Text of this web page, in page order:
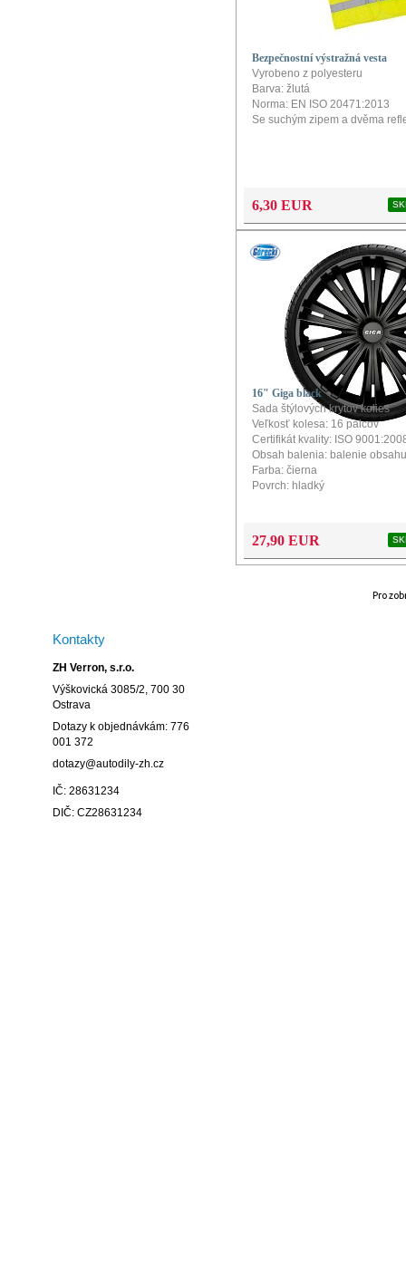
Bezpečnostní výstražná vesta
Vyrobeno z polyesteru
Barva: žlutá
Norma: EN ISO 20471:2013
Se suchým zipem a dvěma
6,30 EUR
16" Giga black
Sada štýlových krytov kolies
Veľkosť kolesa: 16 palcov
Certifikát kvality: ISO
Obsah balenia: balenie
Farba: čierna
Povrch: hladký
27,90 EUR
Pro
Kontakty
ZH Verron, s.r.o.
Výškovická 3085/2, 700 30
Ostrava
Dotazy k objednávkám: 776
001 372
dotazy@autodily-zh.cz
IČ: 28631234
DIČ: CZ28631234